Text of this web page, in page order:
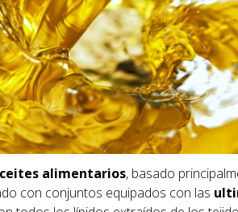
alimentarios, basado
con conjuntos equipados con las